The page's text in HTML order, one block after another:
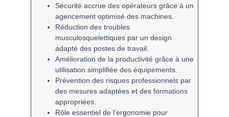
Sécurité accrue des opérateurs grâce à un
agencement optimisé des machines.
Réduction destroubles
musculosquelettiques par un design
adapté des postes de travail.
Amélioration de la productivité grâce à une
utilisation simplifiée des équipements.
Prévention des risques professionnels par
des mesures adaptées et des formations
appropriées.
Rôle essentiel de l’ergonomie pour